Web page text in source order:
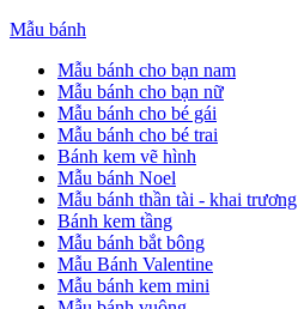
Mẫu bánh
Mẫu bánh cho bạn nam
Mẫu bánh cho bạn nữ
Mẫu bánh cho bé gái
Mẫu bánh cho bé trai
Bánh kem vẽ hình
Mẫu bánh Noel
Mẫu bánh thần tài - khai trương
Bánh kem tầng
Mẫu bánh bắt bông
Mẫu Bánh Valentine
Mẫu bánh kem mini